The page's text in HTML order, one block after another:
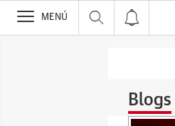
>
MENÚ
Blogs